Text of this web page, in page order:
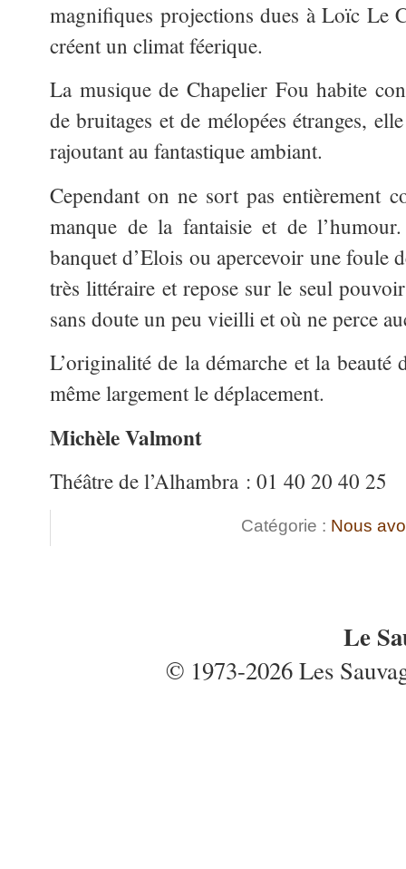
magnifiques projections dues à Loïc Le
créent un climat féerique.
La musique de Chapelier Fou habite
de bruitages et de mélopées étranges,
rajoutant au fantastique ambiant.
Cependant on ne sort pas entièrement
manque de la fantaisie et de
banquet d’Elois ou apercevoir une foule
très littéraire et repose sur le seul
sans doute un peu vieilli et où ne perce
L’originalité de la démarche et la beauté
même largement le déplacement.
Michèle Valmont
Théâtre de l’Alhambra : 01 40 20 40 25
Catégorie : Nous
Le
© 1973-2026 Les